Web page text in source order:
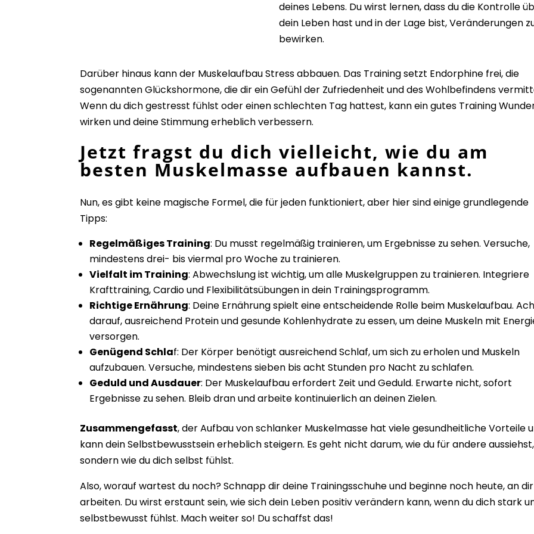
deines Lebens. Du wirst lernen, dass du die Kontrolle
dein Leben hast und in der Lage bist, Veränderungen
bewirken.
Darüber hinaus kann der Muskelaufbau Stress abbauen. Das Training setzt Endorphine frei, die
sogenannten Glückshormone, die dir ein Gefühl der Zufriedenheit und des Wohlbefindens
Wenn du dich gestresst fühlst oder einen schlechten Tag hattest, kann ein gutes Training
wirken und deine Stimmung erheblich verbessern.
Jetzt fragst du dich vielleicht, wie du am
besten Muskelmasse aufbauen kannst.
Nun, es gibt keine magische Formel, die für jeden funktioniert, aber hier sind einige grundlegende
Tipps:
Regelmäßiges Training: Du musst regelmäßig trainieren, um Ergebnisse zu sehen. Versuche,
mindestens drei- bis viermal pro Woche zu trainieren.
Vielfalt im Training: Abwechslung ist wichtig, um alle Muskelgruppen zu trainieren. Integriere
Krafttraining, Cardio und Flexibilitätsübungen in dein Trainingsprogramm.
Richtige Ernährung: Deine Ernährung spielt eine entscheidende Rolle beim Muskelaufbau.
darauf, ausreichend Protein und gesunde Kohlenhydrate zu essen, um deine Muskeln mit
versorgen.
Genügend Schlaf: Der Körper benötigt ausreichend Schlaf, um sich zu erholen und Muskeln
aufzubauen. Versuche, mindestens sieben bis acht Stunden pro Nacht zu schlafen.
Geduld und Ausdauer: Der Muskelaufbau erfordert Zeit und Geduld. Erwarte nicht, sofort
Ergebnisse zu sehen. Bleib dran und arbeite kontinuierlich an deinen Zielen.
Zusammengefasst, der Aufbau von schlanker Muskelmasse hat viele gesundheitliche Vorteile
kann dein Selbstbewusstsein erheblich steigern. Es geht nicht darum, wie du für andere aussiehst,
sondern wie du dich selbst fühlst.
Also, worauf wartest du noch? Schnapp dir deine Trainingsschuhe und beginne noch heute, an
arbeiten. Du wirst erstaunt sein, wie sich dein Leben positiv verändern kann, wenn du dich stark
selbstbewusst fühlst. Mach weiter so! Du schaffst das!